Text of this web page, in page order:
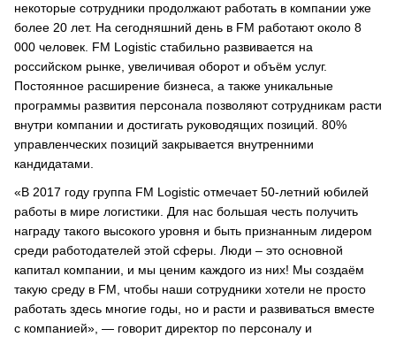
некоторые сотрудники продолжают работать в компании уже
более 20 лет. На сегодняшний день в FM работают около 8
000 человек. FM Logistic стабильно развивается на
российском рынке, увеличивая оборот и объём услуг.
Постоянное расширение бизнеса, а также уникальные
программы развития персонала позволяют сотрудникам расти
внутри компании и достигать руководящих позиций. 80%
управленческих позиций закрывается внутренними
кандидатами.
«В 2017 году группа FM Logistic отмечает 50-летний юбилей
работы в мире логистики. Для нас большая честь получить
награду такого высокого уровня и быть признанным лидером
среди работодателей этой сферы. Люди – это основной
капитал компании, и мы ценим каждого из них! Мы создаём
такую среду в FM, чтобы наши сотрудники хотели не просто
работать здесь многие годы, но и расти и развиваться вместе
с компанией», — говорит директор по персоналу и